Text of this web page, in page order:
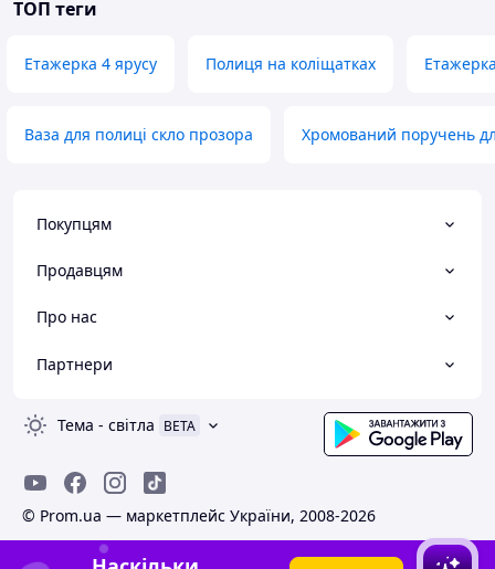
ТОП теги
Етажерка 4 ярусу Полиця на коліщатках
Ваза для полиці скло прозора Хромований поручень
Покупцям
Продавцям
Про нас
Партнери
Тема - світла BETA
© Prom.ua — маркетплейс України, 2008-2026